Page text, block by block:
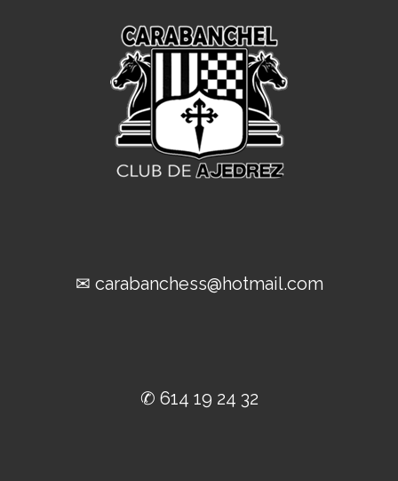
✉ carabanchess@hotmail.com
✆ 614 19 24 32